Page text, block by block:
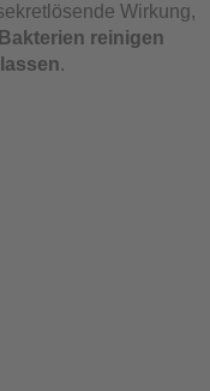
Wirkung,
reinigen
.